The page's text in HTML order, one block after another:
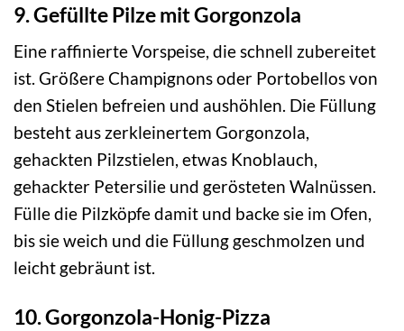
9. Gefüllte Pilze mit Gorgonzola
Eine raffinierte Vorspeise, die schnell zubereitet
ist. Größere Champignons oder Portobellos von
den Stielen befreien und aushöhlen. Die Füllung
besteht aus zerkleinertem Gorgonzola,
gehackten Pilzstielen, etwas Knoblauch,
gehackter Petersilie und gerösteten Walnüssen.
Fülle die Pilzköpfe damit und backe sie im Ofen,
bis sie weich und die Füllung geschmolzen und
leicht gebräunt ist.
10. Gorgonzola-Honig-Pizza